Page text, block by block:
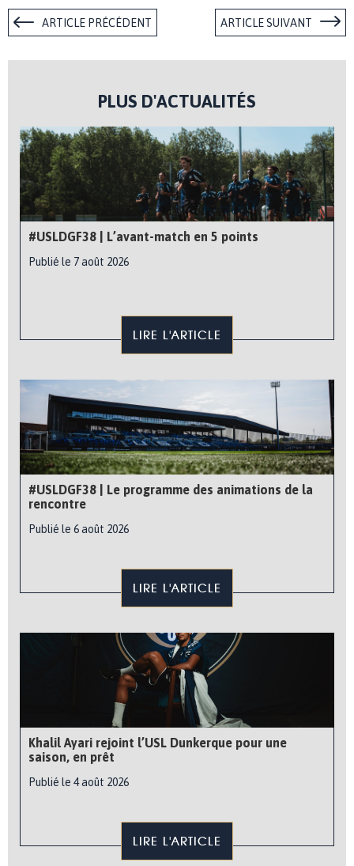
ARTICLE PRÉCÉDENT ARTICLE SUIVANT
PLUS D'ACTUALITÉS
#USLDGF38 | L’avant-match en 5 points
Publié le 7 août 2026
LIRE L'ARTICLE
#USLDGF38 | Le programme des animations de la
rencontre
Publié le 6 août 2026
LIRE L'ARTICLE
Khalil Ayari rejoint l’USL Dunkerque pour une
saison, en prêt
Publié le 4 août 2026
LIRE L'ARTICLE